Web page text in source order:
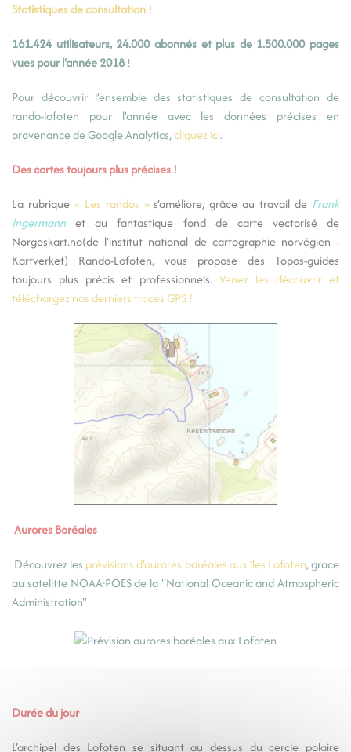
Statistiques de consultation !
161.424 utilisateurs, 24.000 abonnés et plus de 1.500.000 pages
vues pour l'année 2018!
Pour découvrir l’ensemble des statistiques de consultation de
rando-lofoten pour l'année avec les données précises en
provenance de Google Analytics,cliquez ici.
Des cartes toujours plus précises !
La rubrique « Les randos »s’améliore, grâce au travail de Frank
Ingermann et au fantastique fond de carte vectorisé de
Norgeskart.no(de l’institut national de cartographie norvégien -
Kartverket) Rando-Lofoten, vous propose des Topos-guides
toujours plus précis et professionnels. Venez les découvrir et
téléchargez nos derniers tracés GPS !
Aurores Boréales
Découvrez les prévisions d'aurores boréales aux îles Lofoten, grace
au satelitte NOAA-POES de la "National Oceanic and Atmospheric
Administration"
Durée du jour
L’archipel des Lofoten se situant au dessus du cercle polaire